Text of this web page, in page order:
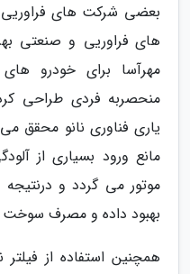
بعضی شرکت های
های فراوریی و صنعتی
مهرآسا برای خودرو
منحصربه فردی طراحی
یاری فناوری نانو محقق
مانع ورود بسیاری از
موتور می گردد و درنتیجه
بهبود داده و مصرف سوخت
همچنین استفاده از فیلتر